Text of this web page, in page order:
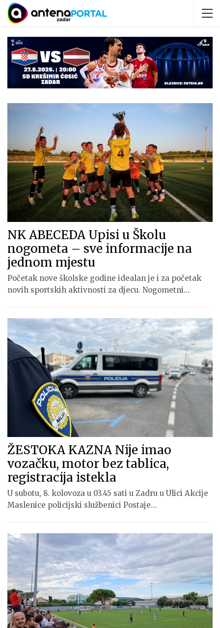
NK ABECEDA Upisi u Školu
nogometa – sve informacije na
jednom mjestu
Početak nove školske godine idealan je i za početak
novih sportskih aktivnosti za djecu. Nogometni…
ŽESTOKA KAZNA Nije imao
vozačku, motor bez tablica,
registracija istekla
U subotu, 8. kolovoza u 03.45 sati u Zadru u Ulici Akcije
Maslenice policijski službenici Postaje…